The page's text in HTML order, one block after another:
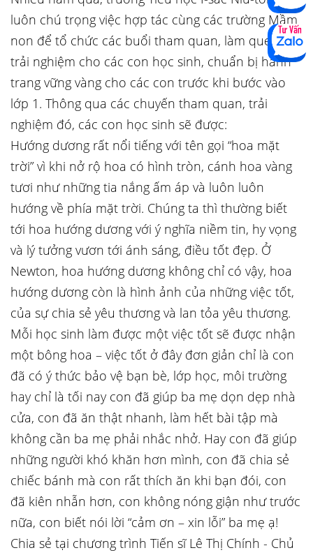
luôn chú trọng việc hợp tác cùng các trường Mầm
non để tổ chức các buổi tham quan, làm quen,
trải nghiệm cho các con học sinh, chuẩn bị hành
trang vững vàng cho các con trước khi bước vào
lớp 1. Thông qua các chuyến tham quan, trải
nghiệm đó, các con học sinh sẽ được:
Hướng dương rất nổi tiếng với tên gọi “hoa mặt
trời” vì khi nở rộ hoa có hình tròn, cánh hoa vàng
tươi như những tia nắng ấm áp và luôn luôn
hướng về phía mặt trời. Chúng ta thì thường biết
tới hoa hướng dương với ý nghĩa niềm tin, hy vọng
và lý tưởng vươn tới ánh sáng, điều tốt đẹp. Ở
Newton, hoa hướng dương không chỉ có vậy, hoa
hướng dương còn là hình ảnh của những việc tốt,
của sự chia sẻ yêu thương và lan tỏa yêu thương.
Mỗi học sinh làm được một việc tốt sẽ được nhận
một bông hoa – việc tốt ở đây đơn giản chỉ là con
đã có ý thức bảo vệ bạn bè, lớp học, môi trường
hay chỉ là tối nay con đã giúp ba mẹ dọn dẹp nhà
cửa, con đã ăn thật nhanh, làm hết bài tập mà
không cần ba mẹ phải nhắc nhở. Hay con đã giúp
những người khó khăn hơn mình, con đã chia sẻ
chiếc bánh mà con rất thích ăn khi bạn đói, con
đã kiên nhẫn hơn, con không nóng giận như trước
nữa, con biết nói lời “cảm ơn – xin lỗi” ba mẹ ạ!
Chia sẻ tại chương trình Tiến sĩ Lê Thị Chính - Chủ